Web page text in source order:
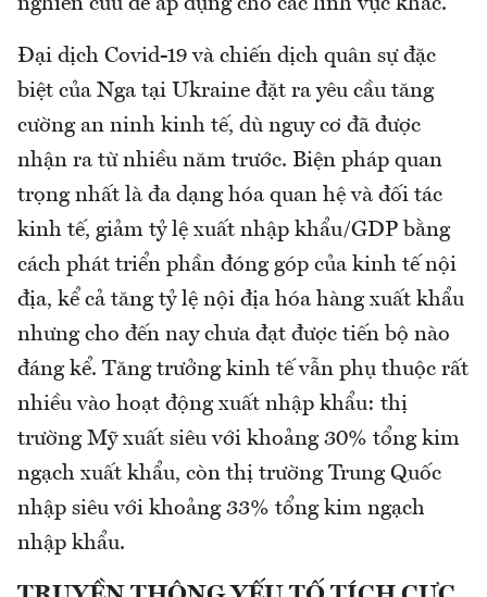
nghiên cứu để áp dụng cho các lĩnh vực khác.
Đại dịch Covid-19 và chiến dịch quân sự đặc
biệt của Nga tại Ukraine đặt ra yêu cầu tăng
cường an ninh kinh tế, dù nguy cơ đã được
nhận ra từ nhiều năm trước. Biện pháp quan
trọng nhất là đa dạng hóa quan hệ và đối tác
kinh tế, giảm tỷ lệ xuất nhập khẩu/GDP bằng
cách phát triển phần đóng góp của kinh tế nội
địa, kể cả tăng tỷ lệ nội địa hóa hàng xuất khẩu
nhưng cho đến nay chưa đạt được tiến bộ nào
đáng kể. Tăng trưởng kinh tế vẫn phụ thuộc rất
nhiều vào hoạt động xuất nhập khẩu: thị
trường Mỹ xuất siêu với khoảng 30% tổng kim
ngạch xuất khẩu, còn thị trường Trung Quốc
nhập siêu với khoảng 33% tổng kim ngạch
nhập khẩu.